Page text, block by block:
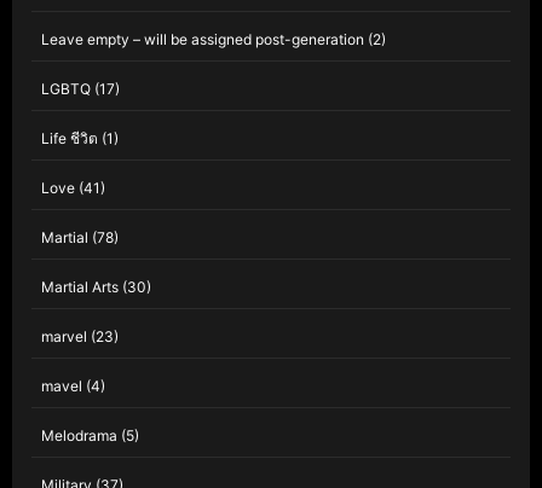
Leave empty – will be assigned post-generation (2)
LGBTQ (17)
Life ชีวิต (1)
Love (41)
Martial (78)
Martial Arts (30)
marvel (23)
mavel (4)
Melodrama (5)